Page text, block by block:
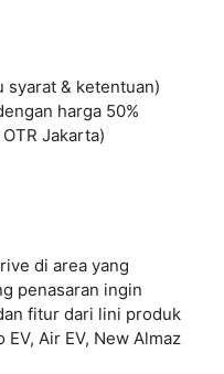
syarat & ketentuan)
harga 50%
Jakarta)
di area yang
penasaran ingin
fitur dari lini produk
Air EV, New Almaz